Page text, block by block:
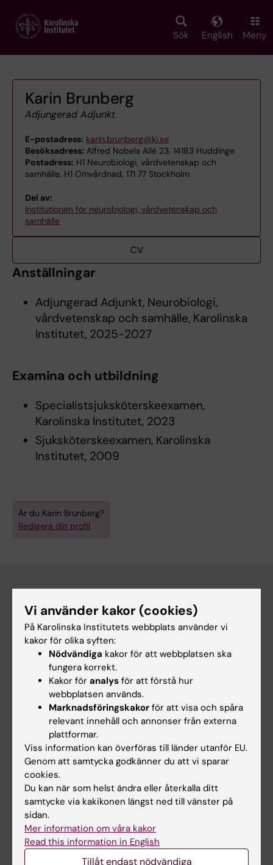
main
Sök English Meny
Karin Brunberg
Adjungerad Adjunkt
E-postadress: karin.brunberg@ki.se
Besöksadress: Alfred Nobels Allé 23, 14183 Huddinge
Postadress: H1 Neurobiologi, vårdvetenskap och
samhälle, H1 Omvårdnad, 171 77 Stockholm
Del av:
Institutionen för neurobiologi, vårdvetenskap och
samhälle
CV
Anställningar
Adjungerad Adjunkt, Neurobiologi,
vårdvetenskap och samhälle, Karolinska
Institutet, 2025-2027
Examina och utbildning
Specialistsjuksköterskeexamen,
Karolinska Institutet, 2023
Sjuksköterskeexamen, Karolinska
Institutet, 2009
Är du Karin Brunberg?
Redigera din profil
Huvudmeny
Utbildning
Forskarutbildning
Forskning
Nyheter
Kalender
Student
Ladok
Canvas
Vi använder kakor (cookies)
På Karolinska Institutets webbplats använder vi
kakor för olika syften:
Nödvändiga kakor för att webbplatsen ska
fungera korrekt.
Kakor för analys för att förstå hur
webbplatsen används.
Marknadsföringskakor för att visa och spåra
relevant innehåll och annonser från externa
plattformar.
Viss information kan överföras till länder utanför EU.
Genom att samtycka godkänner du att vi sparar
cookies.
Du kan när som helst ändra eller återkalla ditt
samtycke via kakikonen längst ned till vänster på
sidan.
Mer information om våra kakor
Read this information in English
Tillåt endast nödvändiga